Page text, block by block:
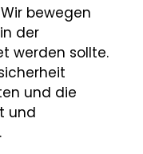
bewegen
der
werden sollte.
und die
und